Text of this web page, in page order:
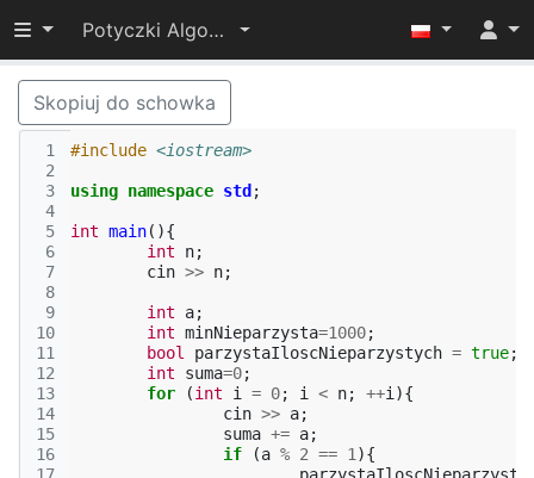
Przełącz widoczność menu
Potyczki Algorytmiczne 2015
Skopiuj do schowka
1
2
3
4
5
6
7
8
9
10
11
12
13
14
15
16
#include <iostream>
using namespace std ;
int main(){
int
n;
cin >> n;
int a;
int minNieparzysta=1000;
bool
parzystaIloscNieparzystych = true;
int
suma=0;
for
(int i = 0; i < n; ++i ){
cin >> a;
suma += a;
if
(a % 2 == 1 ){